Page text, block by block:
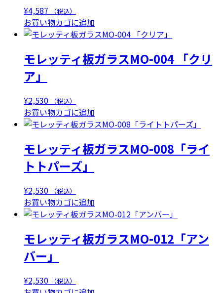
¥4,587 （税込）
お買い物カゴに追加
モレッティ板ガラスMO-004 「クリ
ア」
¥2,530 （税込）
お買い物カゴに追加
モレッティ板ガラスMO-008「ライ
トトパーズ」
¥2,530 （税込）
お買い物カゴに追加
モレッティ板ガラスMO-012「アン
バー」
¥2,530 （税込）